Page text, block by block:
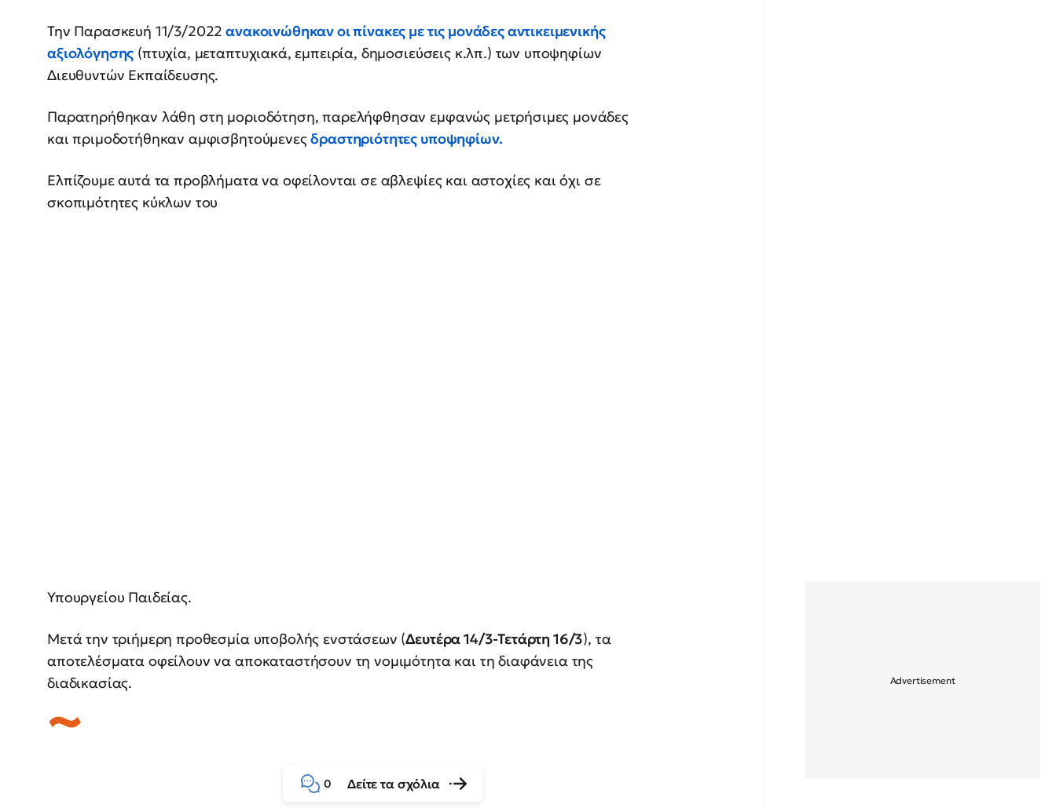
Την Παρασκευή 11/3/2022 ανακοινώθηκαν οι πίνακες με τις μονάδες αντικειμενικής
αξιολόγησης (πτυχία, μεταπτυχιακά, εμπειρία, δημοσιεύσεις κ.λπ.) των υποψηφίων
Διευθυντών Εκπαίδευσης.
Παρατηρήθηκαν λάθη στη μοριοδότηση, παρελήφθησαν εμφανώς μετρήσιμες μονάδες
και πριμοδοτήθηκαν αμφισβητούμενεςδραστηριότητες υποψηφίων.
Ελπίζουμε αυτά τα προβλήματα να οφείλονται σε αβλεψίες και αστοχίες και όχι σε
σκοπιμότητες κύκλων του
Υπουργείου Παιδείας.
Μετά την τριήμερη προθεσμία υποβολής ενστάσεων (Δευτέρα 14/3-Τετάρτη 16/3), τα
αποτελέσματα οφείλουν να αποκαταστήσουν τη νομιμότητα και τη διαφάνεια της
διαδικασίας.
0 Δείτε τα σχόλια